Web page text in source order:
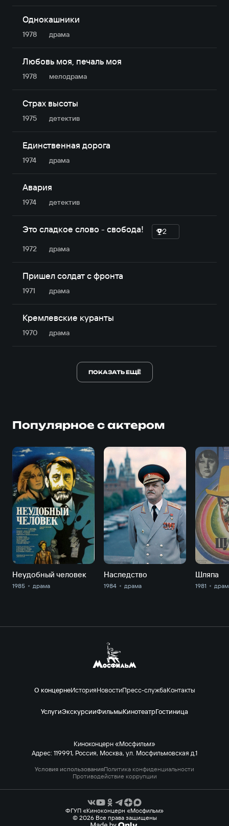
Однокашники
1978 драма
Любовь моя, печаль моя
1978 мелодрама
Страх высоты
1975 детектив
Единственная дорога
1974 драма
Авария
1974 детектив
Это сладкое слово - свобода!
2
1972
драма
Пришел солдат с фронта
1971 драма
Кремлевские куранты
1970 драма
ПОКАЗАТЬ ЕЩЁ
Популярное с актером
Неудобный человек
1985 драма
Наследство
1984 драма
Шляпа
1981
О концернеИсторияНовостиПресс-службаКонтакты
УслугиЭкскурсииФильмыКинотеатрГостиница
Киноконцерн «Мосфильм»
Адрес: 119991, Россия, Москва, ул. Мосфильмовская д.1
Условия использованияПолитика конфиденциальности
Противодействие коррупции
ФГУП «Киноконцерн «Мосфильм»
© 2026 Все права защищены